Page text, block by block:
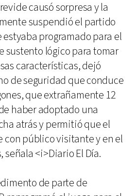
causó sorpresa y la
suspendió el partido
programado para el
sustento lógico para tomar
características, dejó
de seguridad que conduce
que extrañamente 12
haber adoptado una
atrás y permitió que el
con público visitante y en el
señala <i>Diario El Día.
de parte de